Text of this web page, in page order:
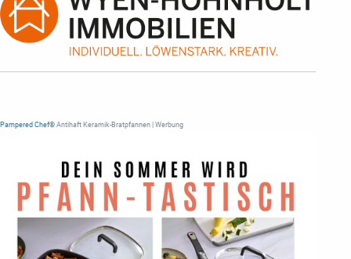
Pampered Chef® Antihaft Keramik-Bratpfannen | Werbung